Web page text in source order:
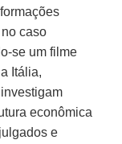
caso
se um filme
Itália,
econômica
e